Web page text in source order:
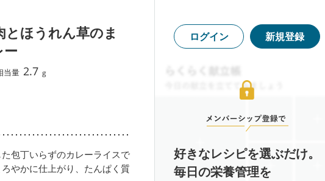
ほうれん草のま
当量 2.7 g
包丁いらずのカレーライスで
やかに仕上がり、たんぱく質
ログイン 新規登録
好きなレシピを選ぶだけ。
毎日の栄養管理を